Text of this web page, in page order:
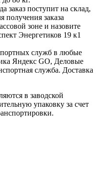
заказ поступит на склад,
получения заказа
зоне и назовите
Энергетиков 19 к1
служб в любые
Яндекс GO, Деловые
служба. Доставка
в заводской
упаковку за счет